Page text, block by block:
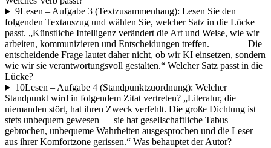
9Lesen – Aufgabe 3 (Textzusammenhang): Lesen Sie den
folgenden Textauszug und wählen Sie, welcher Satz in die Lücke
passt. „Künstliche Intelligenz verändert die Art und Weise, wie wir
arbeiten, kommunizieren und Entscheidungen treffen. _______ Die
entscheidende Frage lautet daher nicht, ob wir KI einsetzen, sondern
wie wir sie verantwortungsvoll gestalten.“ Welcher Satz passt in die
Lücke?
10Lesen – Aufgabe 4 (Standpunktzuordnung): Welcher
Standpunkt wird in folgendem Zitat vertreten? „Literatur, die
niemanden stört, hat ihren Zweck verfehlt. Die große Dichtung ist
stets unbequem gewesen — sie hat gesellschaftliche Tabus
gebrochen, unbequeme Wahrheiten ausgesprochen und die Leser
aus ihrer Komfortzone gerissen.“ Was behauptet der Autor?